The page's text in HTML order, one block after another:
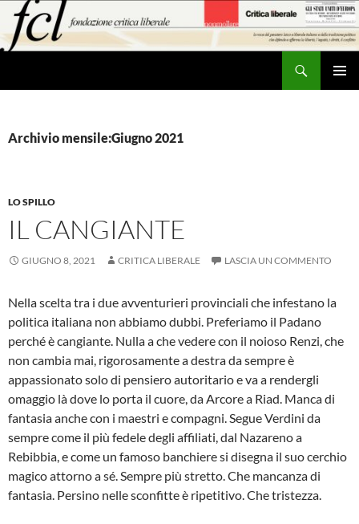
contenuto
Archivio mensile:Giugno 2021
LO SPILLO
IL CANGIANTE
GIUGNO 8, 2021 CRITICA LIBERALE LASCIA UN COMMENTO
Nella scelta tra i due avventurieri provinciali che infestano la
politica italiana non abbiamo dubbi. Preferiamo il Padano
perché è cangiante. Nulla a che vedere con il noioso Renzi, che
non cambia mai, rigorosamente a destra da sempre è
appassionato solo di pensiero autoritario e va a rendergli
omaggio là dove lo porta il cuore, da Arcore a Riad. Manca di
fantasia anche con i maestri e compagni. Segue Verdini da
sempre come il più fedele degli affiliati, dal Nazareno a
Rebibbia, e come un famoso banchiere si disegna il suo cerchio
magico attorno a sé. Sempre più stretto. Che mancanza di
fantasia. Persino nelle sconfitte è ripetitivo. Che tristezza.